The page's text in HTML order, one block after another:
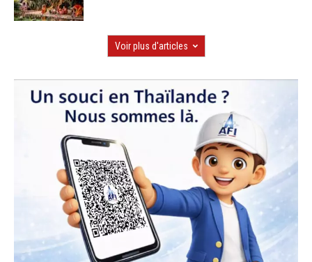
Voir plus d'articles